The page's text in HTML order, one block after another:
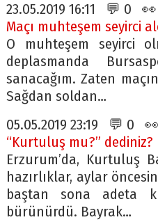
23.05.2019 16:11 💬 0 👀
Maçı muhteşem seyirci
O muhteşem seyirci
deplasmanda
sanacağım. Zaten
Sağdan soldan…
05.05.2019 23:19 💬 0 👀
“Kurtuluş mu?” dediniz?
Erzurum’da, Kurtuluş
hazırlıklar, aylar
baştan sona adeta
bürünürdü. Bayrak…